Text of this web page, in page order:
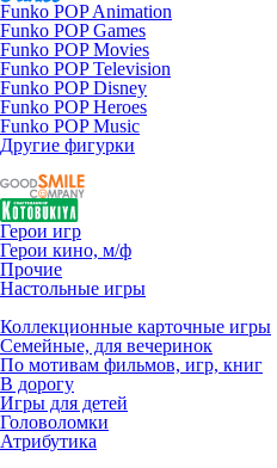
Funko POP Animation
Funko POP Games
Funko POP Movies
Funko POP Television
Funko POP Disney
Funko POP Heroes
Funko POP Music
Другие фигурки
Герои игр
Герои кино, м/ф
Прочие
Настольные игры
Коллекционные карточные игры
Семейные, для вечеринок
По мотивам фильмов, игр, книг
В дорогу
Игры для детей
Головоломки
Атрибутика